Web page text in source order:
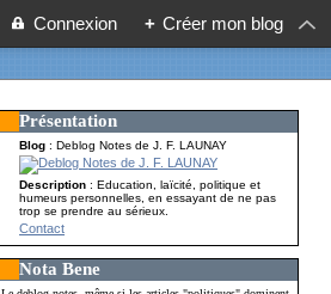
Connexion + Créer mon blog
Présentation
Blog : Deblog Notes de J. F. LAUNAY
Description: Education, laïcité, politique et
humeurs personnelles, en essayant de ne pas
trop se prendre au sérieux.
Contact
Nota Bene